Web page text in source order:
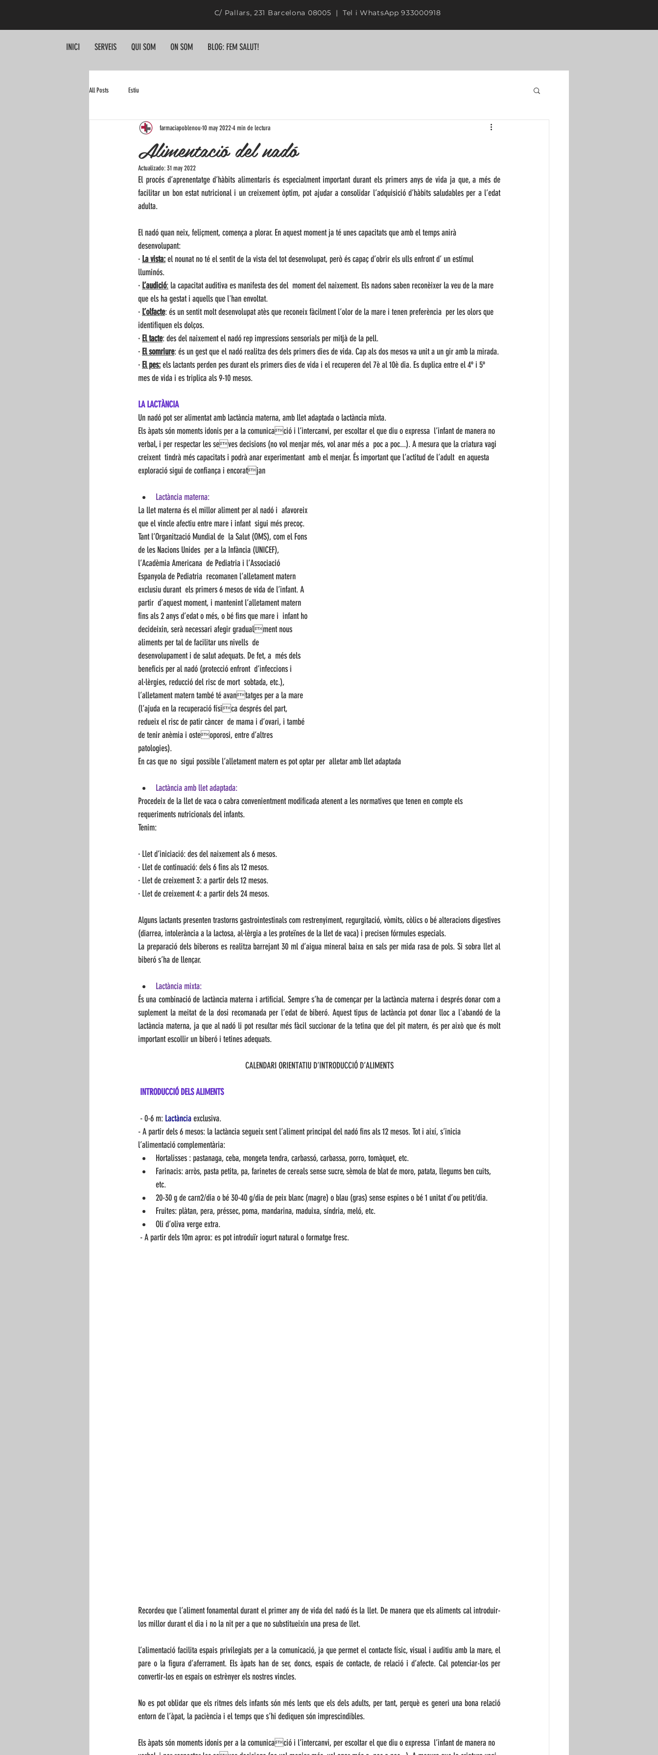
INICI SERVEIS QUI SOM ON SOM BLOG: FEM SALUT!
C/ Pallars, 231 Barcelona 08005 | Tel i WhatsApp 933000918
All Posts Estiu
Alimentació del nadó
farmaciapoblenou 10 may 20224 min de lectura
Actualizado:31 may 2022
El procés d’aprenentatge d’hàbits alimentaris és especialment important durant els primers anys de vida ja que, a més de
facilitar un bon estat nutricional i un creixement òptim, pot ajudar a consolidar l’adquisició d’hàbits saludables per a l’edat
adulta.
El nadó quan neix, feliçment, comença a plorar. En aquest moment ja té unes capacitats que amb el temps anirà
desenvolupant:
· La vista: el nounat no té el sentit de la vista del tot desenvolupat, però és capaç d’obrir els ulls enfront d’ un estímul
lluminós.
· L’audició: la capacitat auditiva es manifesta des del  moment del naixement. Els nadons saben reconèixer la veu de la mare
que els ha gestat i aquells que l'han envoltat.
· L’olfacte: és un sentit molt desenvolupat atès que reconeix fàcilment l’olor de la mare i tenen preferència  per les olors que
identifiquen els dolços.
· El tacte: des del naixement el nadó rep impressions sensorials per mitjà de la pell.
· El somriure: és un gest que el nadó realitza des dels primers dies de vida. Cap als dos mesos va unit a un gir amb la mirada.
· El pes: els lactants perden pes durant els primers dies de vida i el recuperen del 7è al 10è dia. Es duplica entre el 4º i 5º
mes de vida i es triplica als 9-10 mesos.
LA LACTÀNCIA
Un nadó pot ser alimentat amb lactància materna, amb llet adaptada o lactància mixta.
Els àpats són moments idonis per a la comunicació i l’intercanvi, per escoltar el que diu o expressa  l’infant de manera no
verbal, i per respectar les seves decisions (no vol menjar més, vol anar més a  poc a poc...). A mesura que la criatura vagi
creixent  tindrà més capacitats i podrà anar experimentant  amb el menjar. És important que l’actitud de l’adult  en aquesta
exploració sigui de confiança i encoratjan
Lactància materna:
La llet materna és el millor aliment per al nadó i  afavoreix
que el vincle afectiu entre mare i infant  sigui més precoç.
Tant l’Organització Mundial de  la Salut (OMS), com el Fons
de les Nacions Unides  per a la Infància (UNICEF),
l’Acadèmia Americana  de Pediatria i l’Associació
Espanyola de Pediatria  recomanen l’alletament matern
exclusiu durant  els primers 6 mesos de vida de l’infant. A
partir  d’aquest moment, i mantenint l’alletament matern
fins als 2 anys d’edat o més, o bé fins que mare i  infant ho
decideixin, serà necessari afegir gradualment nous
aliments per tal de facilitar uns nivells  de
desenvolupament i de salut adequats. De fet, a  més dels
beneficis per al nadó (protecció enfront  d’infeccions i
al·lèrgies, reducció del risc de mort  sobtada, etc.),
l’alletament matern també té avantatges per a la mare
(l’ajuda en la recuperació física després del part,
redueix el risc de patir càncer  de mama i d’ovari, i també
de tenir anèmia i osteoporosi, entre d’altres
patologies).
En cas que no  sigui possible l’alletament matern es pot optar per  alletar amb llet adaptada
Lactància amb llet adaptada:
Procedeix de la llet de vaca o cabra convenientment modificada atenent a les normatives que tenen en compte els
requeriments nutricionals del infants.
Tenim:
· Llet d’iniciació: des del naixement als 6 mesos.
· Llet de continuació: dels 6 fins als 12 mesos.
· Llet de creixement 3: a partir dels 12 mesos.
· Llet de creixement 4: a partir dels 24 mesos.
Alguns lactants presenten trastorns gastrointestinals com restrenyiment, regurgitació, vòmits, còlics o bé alteracions digestives
(diarrea, intolerància a la lactosa, al·lèrgia a les proteïnes de la llet de vaca) i precisen fórmules especials.
La preparació dels biberons es realitza barrejant 30 ml d’aigua mineral baixa en sals per mida rasa de pols. Si sobra llet al
biberó s’ha de llençar.
Lactància mixta:
És una combinació de lactància materna i artificial. Sempre s’ha de començar per la lactància materna i després donar com a
suplement la meitat de la dosi recomanada per l’edat de biberó. Aquest tipus de lactància pot donar lloc a l'abandó de la
lactància materna, ja que al nadó li pot resultar més fàcil succionar de la tetina que del pit matern, és per això que és molt
important escollir un biberó i tetines adequats.
CALENDARI ORIENTATIU D’INTRODUCCIÓ D’ALIMENTS
INTRODUCCIÓ DELS ALIMENTS
- 0-6 m: Lactància exclusiva.
- A partir dels 6 mesos: la lactància segueix sent l’aliment principal del nadó fins als 12 mesos. Tot i així, s’inicia
l’alimentació complementària:
Hortalisses : pastanaga, ceba, mongeta tendra, carbassó, carbassa, porro, tomàquet, etc.
Farinacis: arròs, pasta petita, pa, farinetes de cereals sense sucre, sèmola de blat de moro, patata, llegums ben cuits,
etc.
20-30 g de carn2/dia o bé 30-40 g/dia de peix blanc (magre) o blau (gras) sense espines o bé 1 unitat d’ou petit/dia.
Fruites: plàtan, pera, préssec, poma, mandarina, maduixa, síndria, meló, etc.
Oli d’oliva verge extra.
- A partir dels 10m aprox: es pot introduïr iogurt natural o formatge fresc.
Recordeu que l’aliment fonamental durant el primer any de vida del nadó és la llet. De manera que els aliments cal introduir-
los millor durant el dia i no la nit per a que no substitueixin una presa de llet.
L’alimentació facilita espais privilegiats per a la comunicació, ja que permet el contacte físic, visual i auditiu amb la mare, el
pare o la figura d’aferrament. Els àpats han de ser, doncs, espais de contacte, de relació i d’afecte. Cal potenciar-los per
convertir-los en espais on estrènyer els nostres vincles.
No es pot oblidar que els ritmes dels infants són més lents que els dels adults, per tant, perquè es generi una bona relació
entorn de l’àpat, la paciència i el temps que s’hi dediquen són imprescindibles.
Els àpats són moments idonis per a la comunicació i l’intercanvi, per escoltar el que diu o expressa  l’infant de manera no